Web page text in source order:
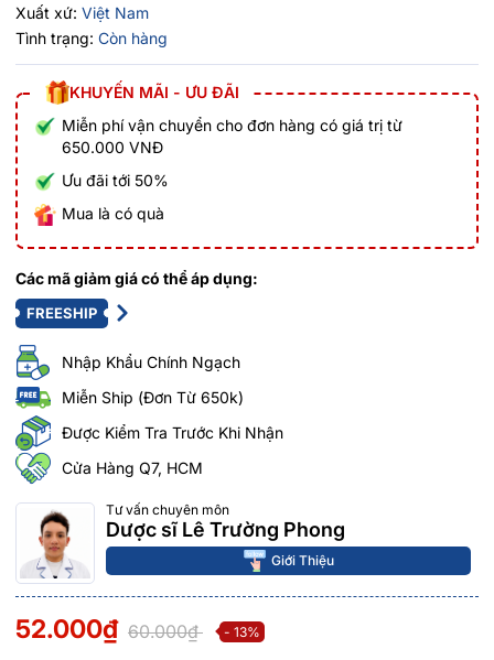
Xuất xứ: Việt Nam
Tình trạng: Còn hàng
KHUYẾN MÃI - ƯU ĐÃI
Miễn phí vận chuyển cho đơn hàng có giá trị từ
650.000 VNĐ
Ưu đãi tới 50%
Mua là có quà
Các mã giảm giá có thể áp dụng:
FREESHIP
Nhập Khẩu Chính Ngạch
Miễn Ship (Đơn Từ 650k)
Được Kiểm Tra Trước Khi Nhận
Cửa Hàng Q7, HCM
Tư vấn chuyên môn
Dược sĩ Lê Trường Phong
Giới Thiệu
52.000₫ 60.000₫ - 13%